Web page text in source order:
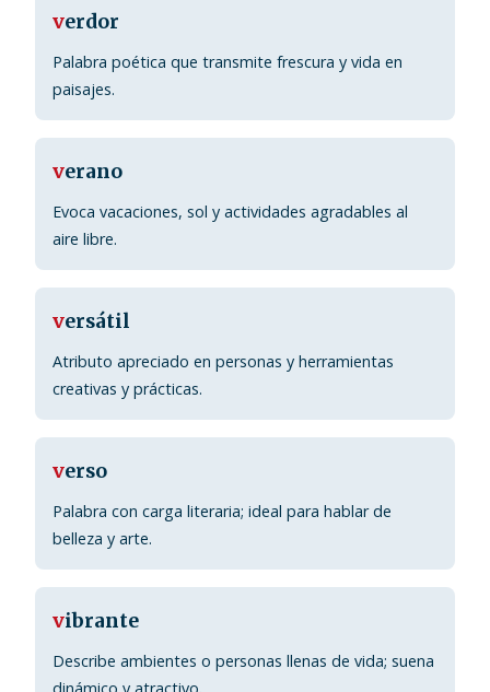
verdor
Palabra poética que transmite frescura y vida en
paisajes.
verano
Evoca vacaciones, sol y actividades agradables al
aire libre.
versátil
Atributo apreciado en personas y herramientas
creativas y prácticas.
verso
Palabra con carga literaria; ideal para hablar de
belleza y arte.
vibrante
Describe ambientes o personas llenas de vida; suena